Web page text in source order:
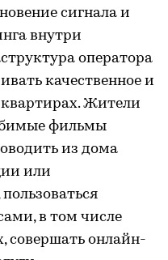
сигнала и
внутри
оператора
качественное и
квартирах. Жители
фильмы
из дома
или
в том числе
совершать онлайн-